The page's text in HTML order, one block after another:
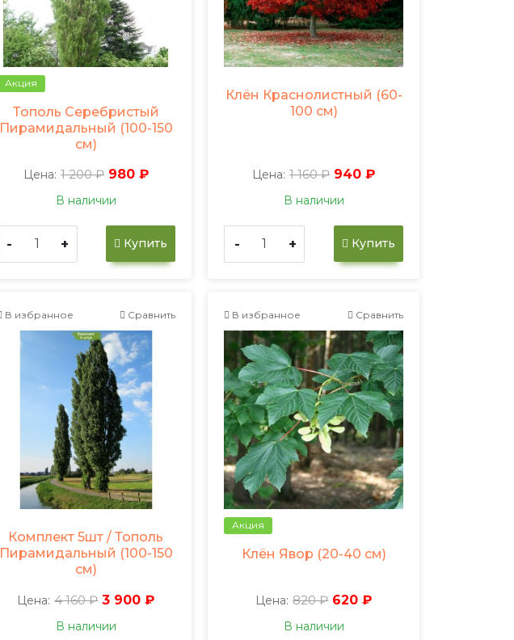
Акция
Тополь Серебристый
Пирамидальный (100-150
см)
Цена: 1 200 ₽ 980 ₽
В наличии
- + Купить
Клён Краснолистный (60-
100 см)
Цена: 1 160 ₽ 940 ₽
В наличии
- + Купить
В избранное Сравнить
Комплект 5шт / Тополь
Пирамидальный (100-150
см)
Цена: 4 160 ₽ 3 900 ₽
В наличии
В избранное Сравнить
Акция
Клён Явор (20-40 см)
Цена: 820 ₽ 620 ₽
В наличии